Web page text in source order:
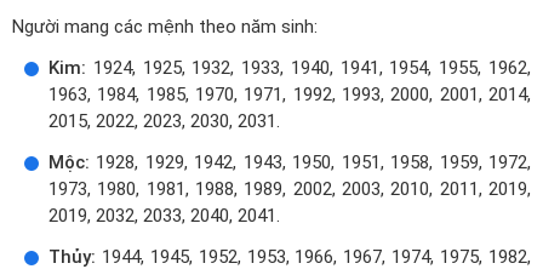
Người mang các mệnh theo năm sinh:
Kim: 1924, 1925, 1932, 1933, 1940, 1941, 1954, 1955, 1962,
1963, 1984, 1985, 1970, 1971, 1992, 1993, 2000, 2001, 2014,
2015, 2022, 2023, 2030, 2031.
Mộc: 1928, 1929, 1942, 1943, 1950, 1951, 1958, 1959, 1972,
1973, 1980, 1981, 1988, 1989, 2002, 2003, 2010, 2011, 2019,
2019, 2032, 2033, 2040, 2041.
Thủy: 1944, 1945, 1952, 1953, 1966, 1967, 1974, 1975, 1982,